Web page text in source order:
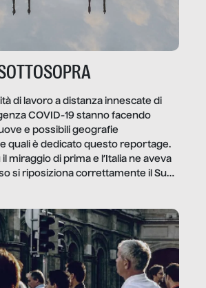
di lavoro a distanza innescate di
COVID-19 stanno facendo
e possibili geografie
quali è dedicato questo reportage.
miraggio di prima e l’Italia ne aveva
si riposiziona correttamente il Sud